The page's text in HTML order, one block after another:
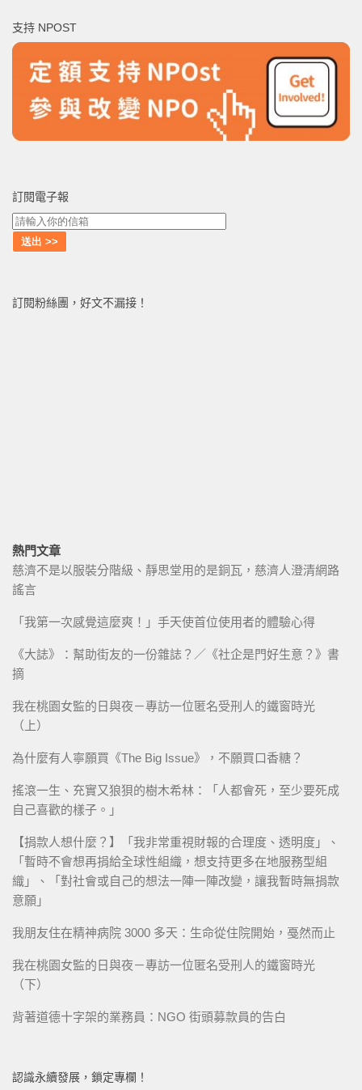
字:
支持 NPOST
訂閱電子報
訂閱粉絲團，好文不漏接！
熱門文章
慈濟不是以服裝分階級、靜思堂用的是銅瓦，慈濟人澄清網路
謠言
「我第一次感覺這麼爽！」手天使首位使用者的體驗心得
《大誌》：幫助街友的一份雜誌？／《社企是門好生意？》書
摘
我在桃園女監的日與夜－專訪一位匿名受刑人的鐵窗時光
（上）
為什麼有人寧願買《The Big Issue》，不願買口香糖？
搖滾一生、充實又狼狽的樹木希林：「人都會死，至少要死成
自己喜歡的樣子。」
【捐款人想什麼？】「我非常重視財報的合理度、透明度」、
「暫時不會想再捐給全球性組織，想支持更多在地服務型組
織」、「對社會或自己的想法一陣一陣改變，讓我暫時無捐款
意願」
我朋友住在精神病院 3000 多天：生命從住院開始，戞然而止
我在桃園女監的日與夜－專訪一位匿名受刑人的鐵窗時光
（下）
背著道德十字架的業務員：NGO 街頭募款員的告白
認識永續發展，鎖定專欄！